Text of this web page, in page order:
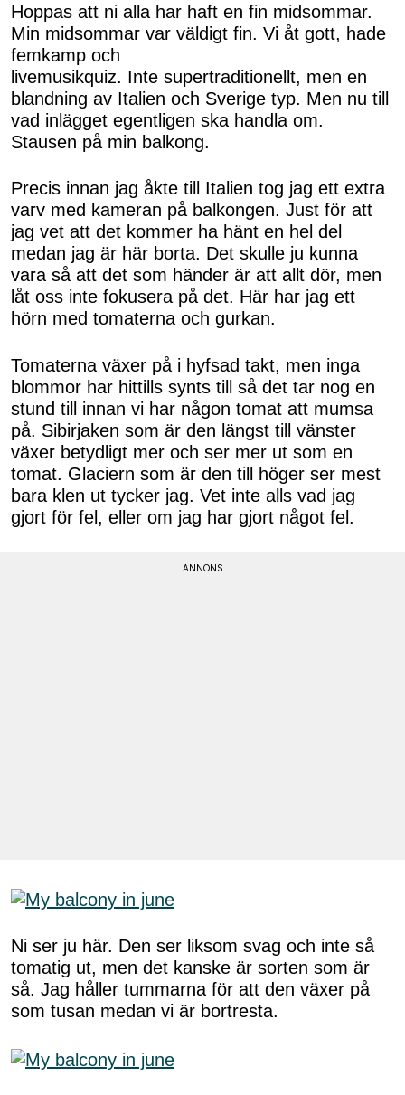
Hoppas att ni alla har haft en fin midsommar.
Min midsommar var väldigt fin. Vi åt gott, hade
femkamp och
livemusikquiz. Inte supertraditionellt, men en
blandning av Italien och Sverige typ. Men nu till
vad inlägget egentligen ska handla om.
Stausen på min balkong.
Precis innan jag åkte till Italien tog jag ett extra
varv med kameran på balkongen. Just för att
jag vet att det kommer ha hänt en hel del
medan jag är här borta. Det skulle ju kunna
vara så att det som händer är att allt dör, men
låt oss inte fokusera på det. Här har jag ett
hörn med tomaterna och gurkan.
Tomaterna växer på i hyfsad takt, men inga
blommor har hittills synts till så det tar nog en
stund till innan vi har någon tomat att mumsa
på. Sibirjaken som är den längst till vänster
växer betydligt mer och ser mer ut som en
tomat. Glaciern som är den till höger ser mest
bara klen ut tycker jag. Vet inte alls vad jag
gjort för fel, eller om jag har gjort något fel.
Ni ser ju här. Den ser liksom svag och inte så
tomatig ut, men det kanske är sorten som är
så. Jag håller tummarna för att den växer på
som tusan medan vi är bortresta.